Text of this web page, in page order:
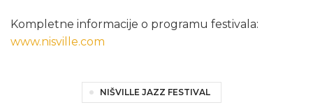
Kompletne informacije o programu festivala:
www.nisville.com
NIŠVILLE JAZZ FESTIVAL